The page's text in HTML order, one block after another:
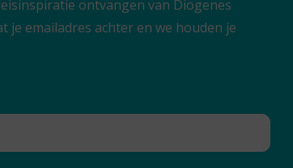
ontvangen van Diogenes
je emailadres achter en we houden je